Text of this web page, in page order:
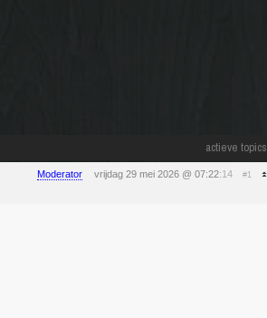
actieve topics
Moderator vrijdag 29 mei 2026 @ 07:22:14 #1